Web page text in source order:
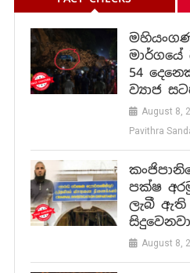
54
ව්‍යාජ
August 8,
Pavithra
පක්ෂ
ලැබී
August 8,